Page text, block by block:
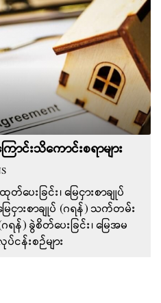
ောင်းသိကောင်းစရာများ
ပေးခြင်း၊ မြေငှားစာချုပ်
ေငှားစာချုပ် (ဂရန်) သက်တမ်း
ဂရန်) ခွဲစိတ်ပေးခြင်း၊ မြေအမ
ငန်းစဉ်များ